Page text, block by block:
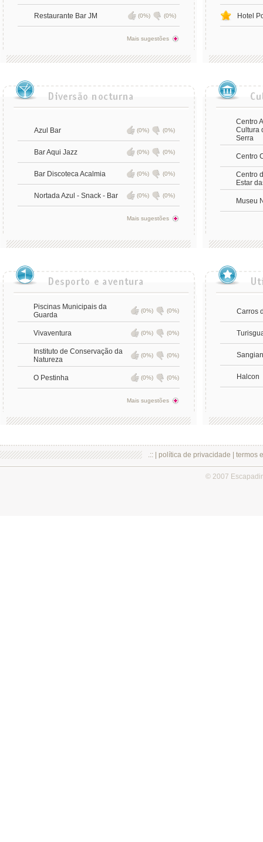
Restaurante Bar JM (0%) (0%)
Mais sugestões
Hotel
Azul Bar (0%) (0%)
Bar Aqui Jazz (0%) (0%)
Bar Discoteca Acalmia (0%) (0%)
Nortada Azul - Snack - Bar (0%) (0%)
Mais sugestões
Centro
Cultura
Serra
Centro
Centro
Estar
Museu
Piscinas Municipais da
Guarda
(0%) (0%)
Vivaventura (0%) (0%)
Instituto de Conservação da
Natureza
(0%) (0%)
O Pestinha (0%) (0%)
Mais sugestões
Carros
Halcon
.:: | política de privacidade termos
© 2007